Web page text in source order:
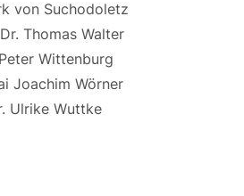
von Suchodoletz
Thomas Walter
Wittenburg
Joachim Wörner
Ulrike Wuttke